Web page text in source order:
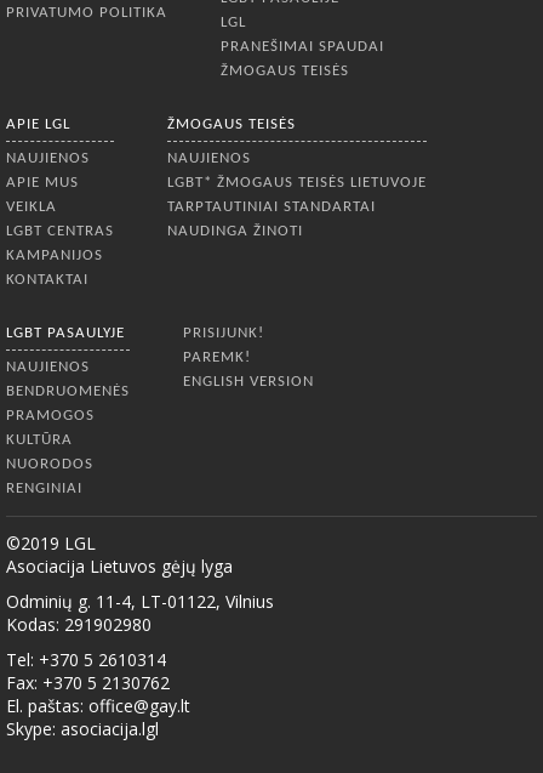
PRIVATUMO POLITIKA
LGL
PRANEŠIMAI SPAUDAI
ŽMOGAUS TEISĖS
APIE LGL
NAUJIENOS
APIE MUS
VEIKLA
LGBT CENTRAS
KAMPANIJOS
KONTAKTAI
ŽMOGAUS TEISĖS
NAUJIENOS
LGBT* ŽMOGAUS TEISĖS LIETUVOJE
TARPTAUTINIAI STANDARTAI
NAUDINGA ŽINOTI
LGBT PASAULYJE
NAUJIENOS
BENDRUOMENĖS
PRAMOGOS
KULTŪRA
NUORODOS
RENGINIAI
PRISIJUNK!
PAREMK!
ENGLISH VERSION
©2019 LGL
Asociacija Lietuvos gėjų lyga
Odminių g. 11-4, LT-01122, Vilnius
Kodas: 291902980
Tel: +370 5 2610314
Fax: +370 5 2130762
El. paštas: office@gay.lt
Skype: asociacija.lgl